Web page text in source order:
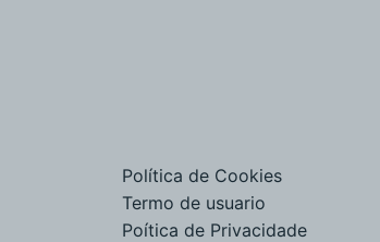
Política de Cookies
Termo de usuario
Poítica de Privacidade